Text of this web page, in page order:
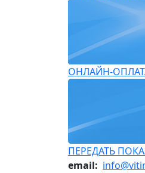
ОНЛАЙН-
ПЕРЕДАТЬ
email: